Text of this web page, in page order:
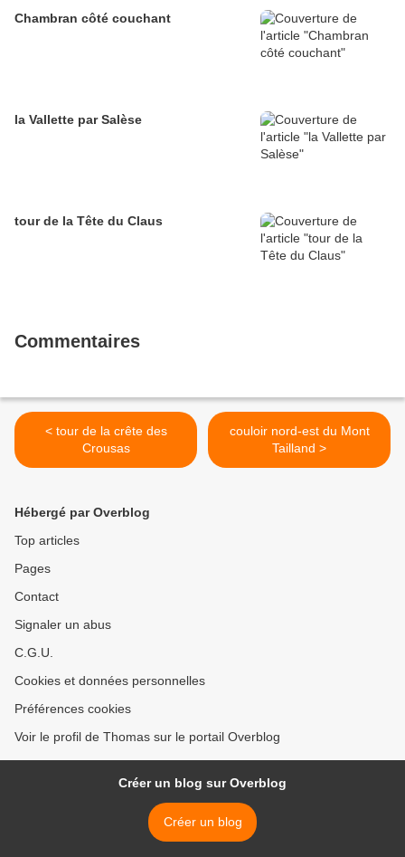
Chambran côté couchant
la Vallette par Salèse
tour de la Tête du Claus
Commentaires
< tour de la crête des
Crousas
couloir nord-est du Mont
Tailland >
Hébergé par Overblog
Top articles
Pages
Contact
Signaler un abus
C.G.U.
Cookies et données personnelles
Préférences cookies
Voir le profil de Thomas sur le portail Overblog
Créer un blog sur Overblog
Créer un blog